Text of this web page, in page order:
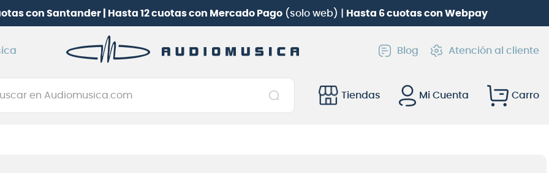
con Santander | Hasta 12 cuotas con Mercado Pago(solo web) | Hasta 6 cuotas con Webpay
Blog Atención al cliente
en Audiomusica.com
Tiendas
Mi Cuenta